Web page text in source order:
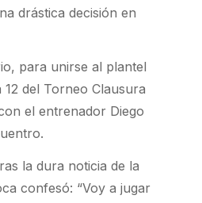
drástica decisión en
para unirse al plantel
del Torneo Clausura
el entrenador Diego
la dura noticia de la
confesó: “Voy a jugar